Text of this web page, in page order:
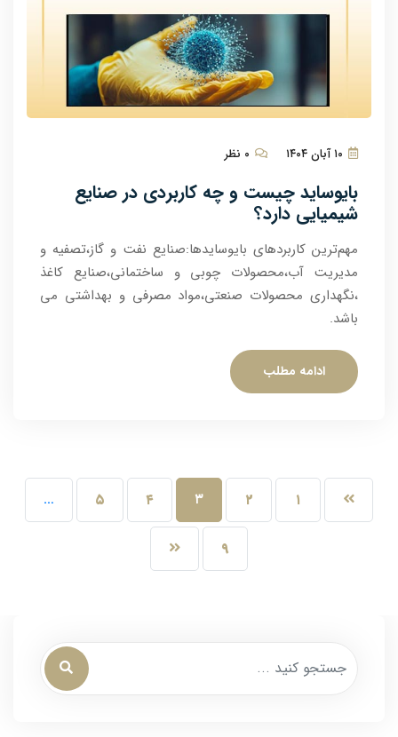
بایوساید چیست و چه کاربردی در صنایع
شیمیایی دارد؟
مهم‌ترین کاربردهای بایوسایدها:صنایع نفت و گاز،تصفیه و
مدیریت آب،محصولات چوبی و ساختمانی،صنایع کاغذ
،نگهداری محصولات صنعتی،مواد مصرفی و بهداشتی می
باشد.
ادامه مطلب
۱ ۲ ۳ ۴ ۵ …
۹